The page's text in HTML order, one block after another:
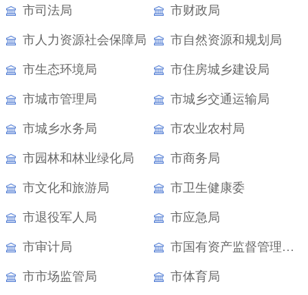
市司法局 市财政局
市人力资源社会保障局 市自然资源和规划局
市生态环境局 市住房城乡建设局
市城市管理局 市城乡交通运输局
市城乡水务局 市农业农村局
市园林和林业绿化局 市商务局
市文化和旅游局 市卫生健康委
市退役军人局 市应急局
市审计局 市国有资产监督管理委员会
市市场监管局 市体育局